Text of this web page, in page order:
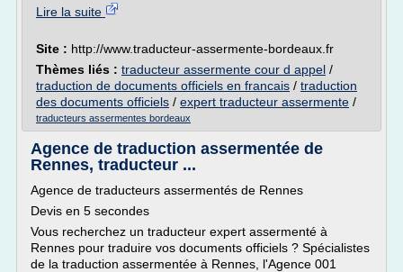
Lire la suite
Site : http://www.traducteur-assermente-bordeaux.fr
Thèmes liés : traducteur assermente cour d appel /
traduction de documents officiels en francais / traduction
des documents officiels / expert traducteur assermente /
traducteurs assermentes bordeaux
Agence de traduction assermentée de
Rennes, traducteur ...
Agence de traducteurs assermentés de Rennes
Devis en 5 secondes
Vous recherchez un traducteur expert assermenté à
Rennes pour traduire vos documents officiels ? Spécialistes
de la traduction assermentée à Rennes, l'Agence 001